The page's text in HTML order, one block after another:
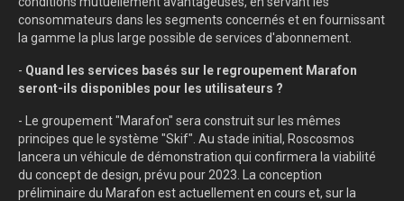
consommateurs dans les segments concernés et en fournissant
la gamme la plus large possible de services d'abonnement.
- Quand les services basés sur le regroupement Marafon
seront-ils disponibles pour les utilisateurs ?
- Le groupement "Marafon" sera construit sur les mêmes
principes que le système "Skif". Au stade initial, Roscosmos
lancera un véhicule de démonstration qui confirmera la viabilité
du concept de design, prévu pour 2023. La conception
préliminaire du Marafon est actuellement en cours et, sur la